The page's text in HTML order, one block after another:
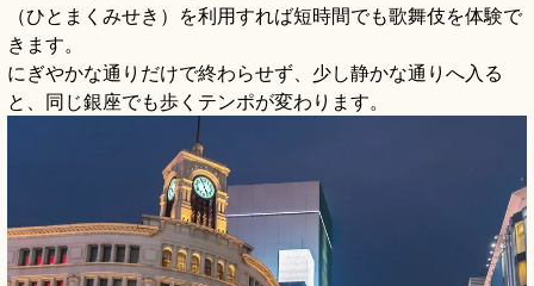
（ひとまくみせき）を利用すれば短時間でも歌舞伎を体験で
きます。
にぎやかな通りだけで終わらせず、少し静かな通りへ入る
と、同じ銀座でも歩くテンポが変わります。